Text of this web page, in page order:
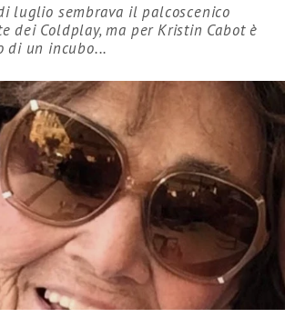
luglio sembrava il palcoscenico
dei Coldplay, ma per Kristin Cabot è
di un incubo...